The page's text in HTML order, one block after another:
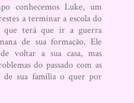
conhecemos Luke, um
a terminar a escola do
que terá que ir a guerra
de sua formação. Ele
voltar a sua casa, mas
do passado com as
de sua família o quer por